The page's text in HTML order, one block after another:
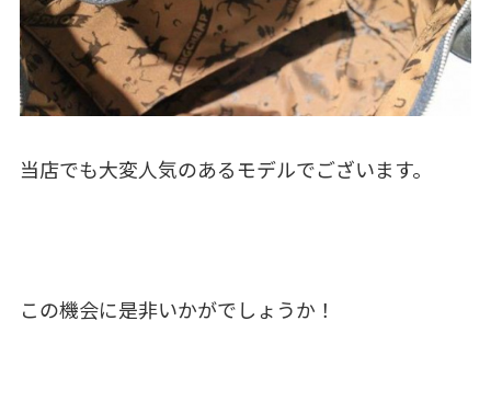
当店でも大変人気のあるモデルでございます。
この機会に是非いかがでしょうか！